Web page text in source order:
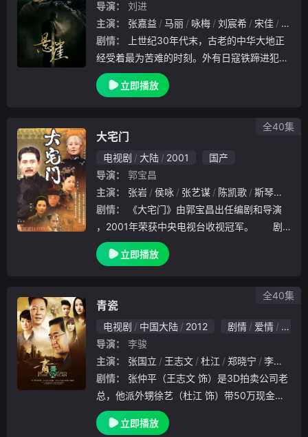
导演：
刘进
主演：
张嘉益 马丽 咏梅 刘宸希 宋佳
杨一
剧情：
经受着最为苦难的时刻。外有日寇铁蹄进犯，
内有不同派别势力的斗争碾压，战火连绵，生
灵涂炭。为了获取重要的情报，共产党方面派
立即播放
大宅门
电视剧 大陆 2001
国产
导演：
郭宝昌
主演：
张岩 侯咏 张艺谋 陈凯歌 斯琴高娃
剧情：
，2001年荣获中央电视台收视冠军。 剧
中讲述了医药世家白府经历清末、民国、军阀
混战、解放等时期的浮沉变化，忠实地反映了
立即播放
全40集
青瓷
电视剧 中国大陆 2012 剧情 爱情
国产
导演：
李骏
主演：
张国立 王志文 杜江 郑晓宁 李菲儿
剧情：
总，他派外甥徐艺（杜江 饰）带50万现金找
胜利大厦开发商左达（汪俊 饰），以换取该
大厦拍卖推荐函，嗜赌成性的左达与徐艺赌输
立即播放
全40集